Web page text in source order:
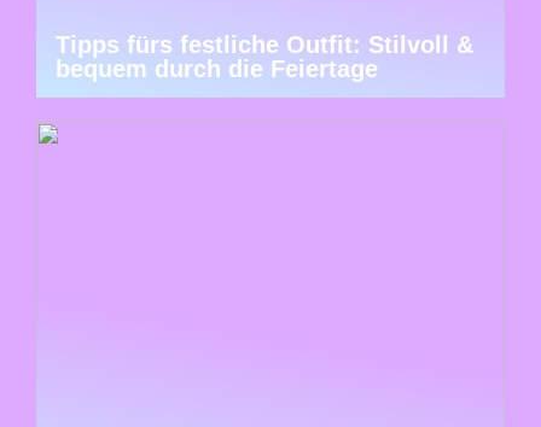
Tipps fürs festliche Outfit: Stilvoll &
bequem durch die Feiertage